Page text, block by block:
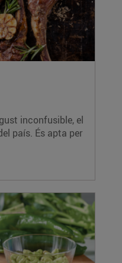
inconfusible, el
país. És apta per